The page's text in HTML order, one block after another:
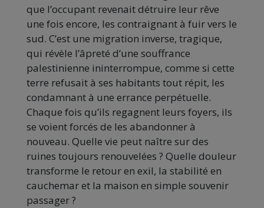
que l’occupant revenait détruire leur rêve
une fois encore, les contraignant à fuir vers le
sud. C’est une migration inverse, tragique,
qui révèle l’âpreté d’une souffrance
palestinienne ininterrompue, comme si cette
terre refusait à ses habitants tout répit, les
condamnant à une errance perpétuelle.
Chaque fois qu’ils regagnent leurs foyers, ils
se voient forcés de les abandonner à
nouveau. Quelle vie peut naître sur des
ruines toujours renouvelées ? Quelle douleur
transforme le retour en exil, la stabilité en
cauchemar et la maison en simple souvenir
passager ?